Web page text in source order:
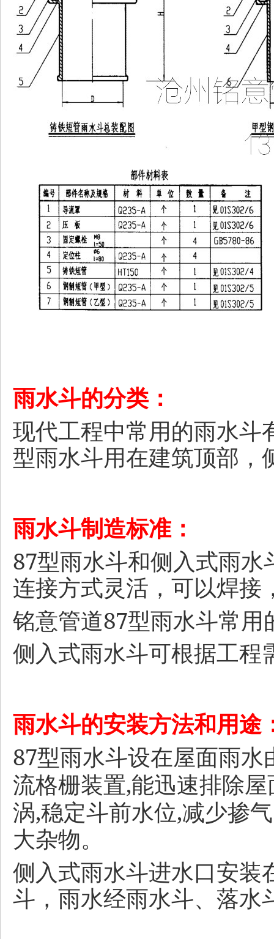
雨水斗的分类：
现代工程中常用的雨水斗
型雨水斗用在建筑顶部，
雨水斗制造标准：
87型雨水斗和侧入式雨水
连接方式灵活，可以焊接
铭意管道87型雨水斗常用
侧入式雨水斗可根据工程
雨水斗的安装方法和用途
87型雨水斗设在屋面雨水
流格栅装置,能迅速排除屋
涡,稳定斗前水位,减少掺气
大杂物。
侧入式雨水斗进水口安装
斗，雨水经雨水斗、落水